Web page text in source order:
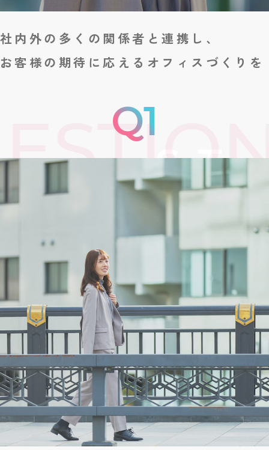
S.T
オフィスエンタープライズ事業部
2022年入社
社内外の多くの関係者と連携し、
お客様の期待に応えるオフィスづくりを